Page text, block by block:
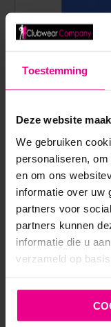
Toestemming
Deze website
We gebruiken
personaliseren,
en om ons
informatie over uw
partners voor
partners kunnen
informatie die u
verzameld op
PATRICE